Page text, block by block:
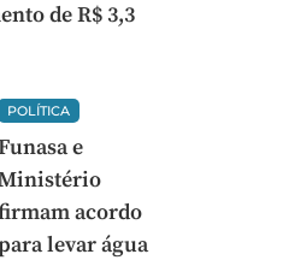
de R$ 3,3
POLÍTICA
e
acordo
levar água